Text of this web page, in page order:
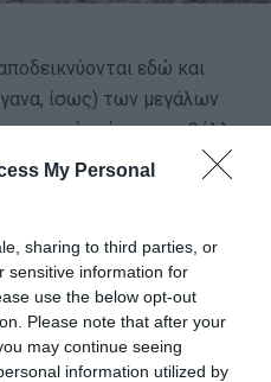
My Personal
sharing to third parties, or
sensitive information for
use the below opt-out
Please note that after your
may continue seeing
information utilized by
εδώ και
ίσως) των μεγάλων
οι οποίες έχουν επιβάλλει
ότι η μπίζνα αυτή είναι
επειδή 17, 58, 234, 876
ελεύθερος με το